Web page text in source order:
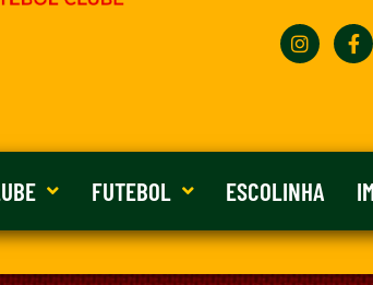
FUTEBOL ESCOLINHA